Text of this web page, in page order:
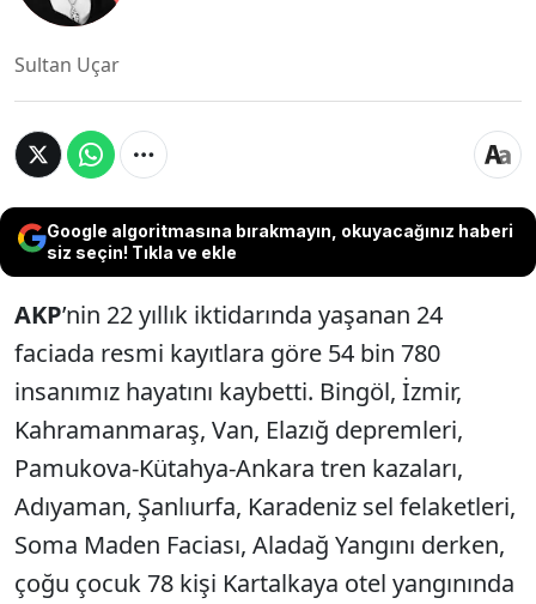
Sultan Uçar
Google algoritmasına bırakmayın, okuyacağınız haberi
siz seçin! Tıkla ve ekle
AKP’nin 22 yıllık iktidarında yaşanan 24
faciada resmi kayıtlara göre 54 bin 780
insanımız hayatını kaybetti. Bingöl, İzmir,
Kahramanmaraş, Van, Elazığ depremleri,
Pamukova-Kütahya-Ankara tren kazaları,
Adıyaman, Şanlıurfa, Karadeniz sel felaketleri,
Soma Maden Faciası, Aladağ Yangını derken,
çoğu çocuk 78 kişi Kartalkaya otel yangınında